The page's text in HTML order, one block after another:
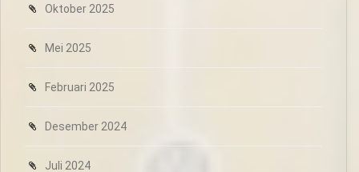
Oktober 2025
Mei 2025
Februari 2025
Desember 2024
Juli 2024